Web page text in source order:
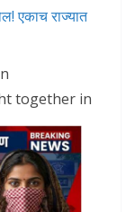
एकाच राज्यात
together in